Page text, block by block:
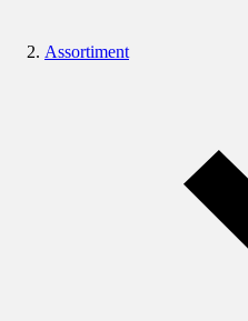
Assortiment